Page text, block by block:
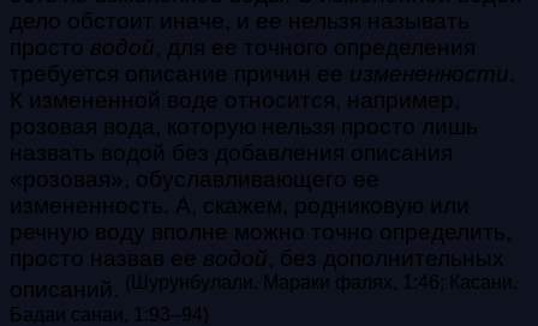
дело обстоит иначе, и ее нельзя называть
просто водой, для ее точного определения
требуется описание причин ее измененности.
К измененной воде относится, например,
розовая вода, которую нельзя просто лишь
назвать водой без добавления описания
«розовая», обуславливающего ее
измененность. А, скажем, родниковую или
речную воду вполне можно точно определить,
просто назвав ее водой, без дополнительных
описаний. (Шурунбулали. Мараки фалях, 1:46; Касани.
Бадаи санаи, 1:93–94)